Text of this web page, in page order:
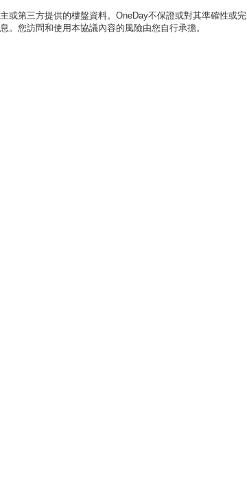
或第三方提供的樓盤資料。OneDay不保證或對其準確性或完
。您訪問和使用本協議內容的風險由您自行承擔。